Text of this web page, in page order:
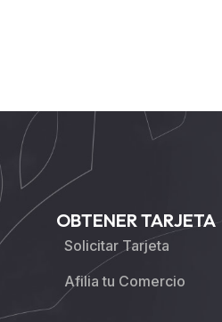
OBTENER TARJETA
Solicitar Tarjeta
Afilia tu Comercio